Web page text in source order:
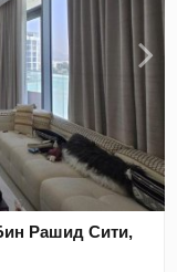
Рашид Сити,